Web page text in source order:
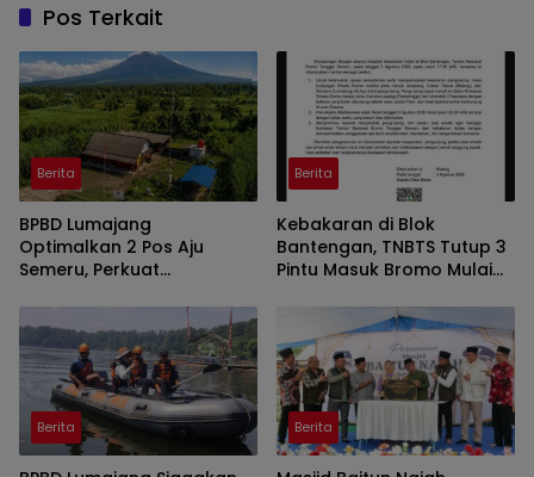
Pos Terkait
Berita
BPBD Lumajang
Optimalkan 2 Pos Aju
Semeru, Perkuat
Rawan Lahar
Berita
Kebakaran di Blok
Bantengan, TNBTS Tutup 3
Pintu Masuk Bromo Mulai
Berita Berita